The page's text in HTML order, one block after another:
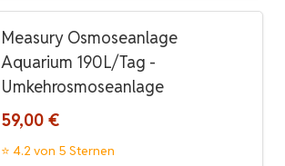
Measury Osmoseanlage
Aquarium 190L/Tag -
Umkehrosmoseanlage
59,00 €
⭐ 4.2 von 5 Sternen